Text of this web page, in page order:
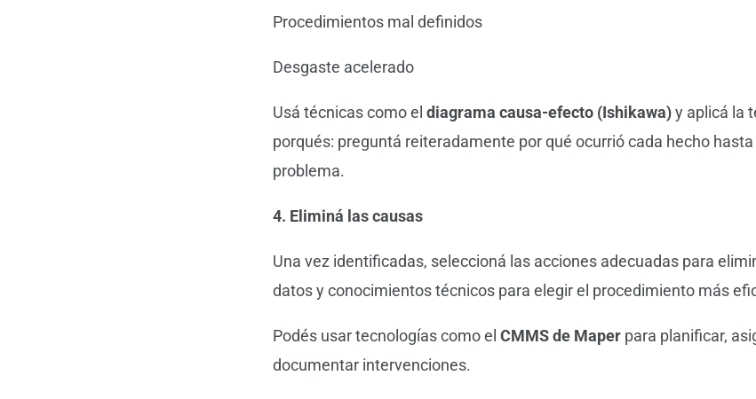
Procedimientos mal definidos
Desgaste acelerado
Usá técnicas como el diagrama causa-efecto (Ishikawa)y aplicá la
porqués: preguntá reiteradamente por qué ocurrió cada hecho hasta
problema.
4. Eliminá las causas
Una vez identificadas, seleccioná las acciones adecuadas para
datos y conocimientos técnicos para elegir el procedimiento más
Podés usar tecnologías como el CMMS de Maper para planificar,
documentar intervenciones.